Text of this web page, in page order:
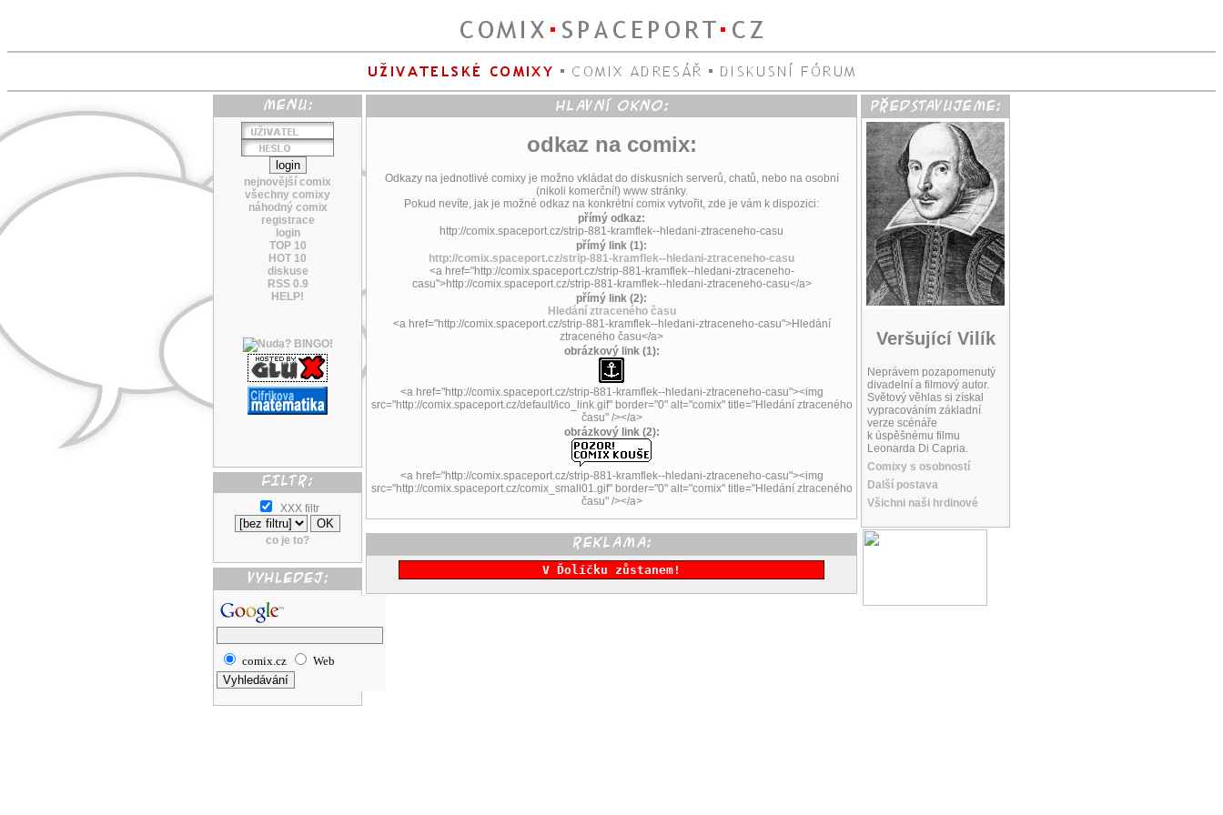
nejnovější comix
všechny comixy
náhodný comix
registrace
login
TOP 10
HOT 10
diskuse
RSS 0.9
HELP!
XXX filtr
co je to?
comix.cz Web
odkaz na comix:
Odkazy na jednotlivé comixy je možno vkládat do diskusních serverů, chatů, nebo na osobní
(nikoli komerční!) www stránky.
Pokud nevíte, jak je možné odkaz na konkrétní comix vytvořit, zde je vám k dispozici:
přímý odkaz:
http://comix.spaceport.cz/strip-881-kramflek--hledani-ztraceneho-casu
přímý link (1):
http://comix.spaceport.cz/strip-881-kramflek--hledani-ztraceneho-casu
<a href="http://comix.spaceport.cz/strip-881-kramflek--hledani-ztraceneho-
casu">http://comix.spaceport.cz/strip-881-kramflek--hledani-ztraceneho-casu</a>
přímý link (2):
Hledání ztraceného času
<a href="http://comix.spaceport.cz/strip-881-kramflek--hledani-ztraceneho-casu">Hledání
ztraceného času</a>
obrázkový link (1):
<a href="http://comix.spaceport.cz/strip-881-kramflek--hledani-ztraceneho-casu"><img
src="http://comix.spaceport.cz/default/ico_link.gif" border="0" alt="comix" title="Hledání ztraceného
času" /></a>
obrázkový link (2):
<a href="http://comix.spaceport.cz/strip-881-kramflek--hledani-ztraceneho-casu"><img
src="http://comix.spaceport.cz/comix_small01.gif" border="0" alt="comix" title="Hledání ztraceného
času" /></a>
V Ďolíčku zůstanem!
Veršující Vilík
Neprávem pozapomenutý
divadelní a filmový autor.
Světový věhlas si získal
vypracováním základní
verze scénáře
k úspěšnému filmu
Leonarda Di Capria.
Comixy s osobností
Další postava
Všichni naši hrdinové